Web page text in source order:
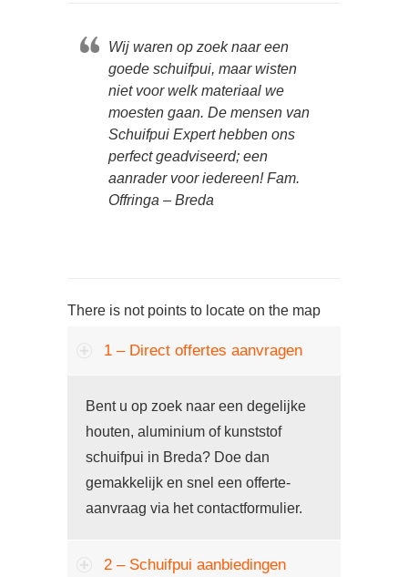
Wij waren op zoek naar een
goede schuifpui, maar wisten
niet voor welk materiaal we
moesten gaan. De mensen van
Schuifpui Expert hebben ons
perfect geadviseerd; een
aanrader voor iedereen! Fam.
Offringa – Breda
There is not points to locate on the map
1 – Direct offertes aanvragen
Bent u op zoek naar een degelijke
houten, aluminium of kunststof
schuifpui in Breda? Doe dan
gemakkelijk en snel een offerte-
aanvraag via het contactformulier.
2 – Schuifpui aanbiedingen